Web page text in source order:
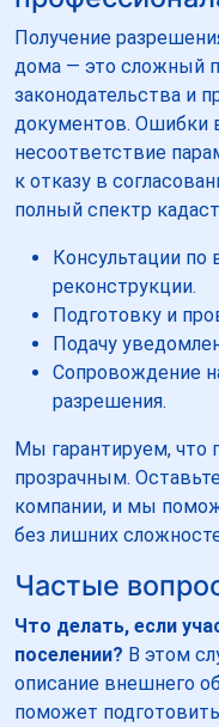
Получение
дома — это сложный
законодательства и
документов. Ошибки
несоответствие
к отказу в
полный спектр
Консультации по
реконструкции.
Подготовку и
Подачу
Сопровождение
разрешения.
Мы гарантируем, что
прозрачным.
компании, и мы
без лишних
Частые
Что делать, если
поселении? В этом
описание внешнего
поможет